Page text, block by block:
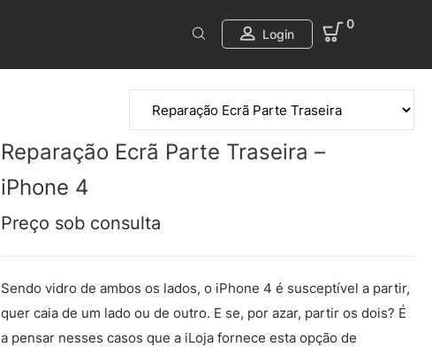
Login
0
Reparação Ecrã Parte Traseira –
iPhone 4
Preço sob consulta
Sendo vidro de ambos os lados, o iPhone 4 é susceptível a partir,
quer caia de um lado ou de outro. E se, por azar, partir os dois? É
a pensar nesses casos que a iLoja fornece esta opção de